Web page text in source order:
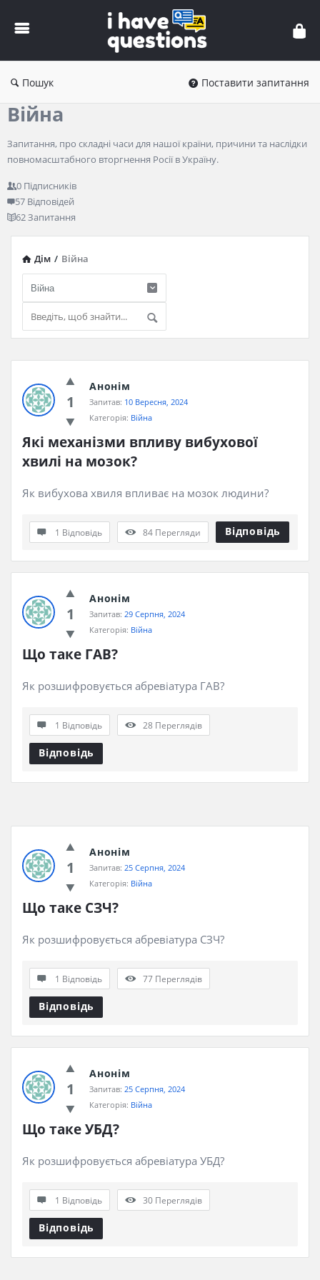
iHaveQuestions
Пошук Поставити запитання
Війна
Запитання, про складні часи для нашої країни, причини та наслідки
повномасштабного вторгнення Росії в Україну.
0 Підписників
57 Відповідей
62Запитання
Дім / Війна
Останні
Запитання
1
Анонім
Запитав: 10 Вересня, 2024
Категорія: Війна
Які механізми впливу вибухової
хвилі на мозок?
Як вибухова хвиля впливає на мозок людини?
1 Відповідь 84 Перегляди Відповідь
1
Анонім
Запитав: 29 Серпня, 2024
Категорія: Війна
Що таке ГАВ?
Як розшифровується абревіатура ГАВ?
1 Відповідь 28 Переглядів
Відповідь
1
Анонім
Запитав: 25 Серпня, 2024
Категорія: Війна
Що таке СЗЧ?
Як розшифровується абревіатура СЗЧ?
1 Відповідь 77 Переглядів
Відповідь
1
Анонім
Запитав: 25 Серпня, 2024
Категорія: Війна
Що таке УБД?
Як розшифровується абревіатура УБД?
1 Відповідь 30 Переглядів
Відповідь